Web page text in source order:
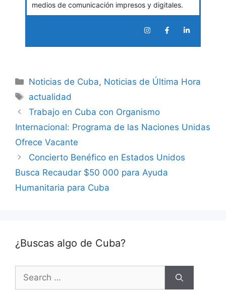
medios de comunicación impresos y digitales.
Categories
Noticias de Cuba, Noticias de Última Hora
Tags
actualidad
Trabajo en Cuba con Organismo
Internacional: Programa de las Naciones Unidas
Ofrece Vacante
Concierto Benéfico en Estados Unidos
Busca Recaudar $50 000 para Ayuda
Humanitaria para Cuba
¿Buscas algo de Cuba?
Search
for: